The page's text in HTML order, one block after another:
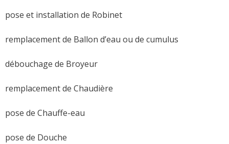
pose et installation de Robinet
remplacement de Ballon d’eau ou de cumulus
débouchage de Broyeur
remplacement de Chaudière
pose de Chauffe-eau
pose de Douche